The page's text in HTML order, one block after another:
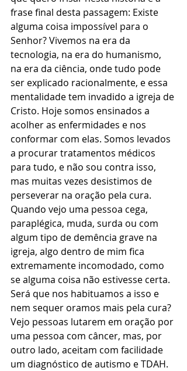
frase final desta passagem: Existe
alguma coisa impossível para o
Senhor? Vivemos na era da
tecnologia, na era do humanismo,
na era da ciência, onde tudo pode
ser explicado racionalmente, e essa
mentalidade tem invadido a igreja de
Cristo. Hoje somos ensinados a
acolher as enfermidades e nos
conformar com elas. Somos levados
a procurar tratamentos médicos
para tudo, e não sou contra isso,
mas muitas vezes desistimos de
perseverar na oração pela cura.
Quando vejo uma pessoa cega,
paraplégica, muda, surda ou com
algum tipo de demência grave na
igreja, algo dentro de mim fica
extremamente incomodado, como
se alguma coisa não estivesse certa.
Será que nos habituamos a isso e
nem sequer oramos mais pela cura?
Vejo pessoas lutarem em oração por
uma pessoa com câncer, mas, por
outro lado, aceitam com facilidade
um diagnóstico de autismo e TDAH.